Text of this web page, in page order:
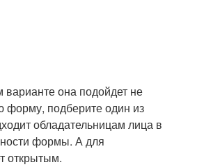
она подойдет не
форму, подберите один из
обладательницам лица в
формы. А для
открытым.